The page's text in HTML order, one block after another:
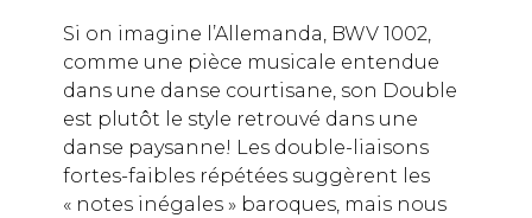
Si on imagine l’Allemanda, BWV 1002,
comme une pièce musicale entendue
dans une danse courtisane, son Double
est plutôt le style retrouvé dans une
danse paysanne! Les double-liaisons
fortes-faibles répétées suggèrent les
« notes inégales » baroques, mais nous